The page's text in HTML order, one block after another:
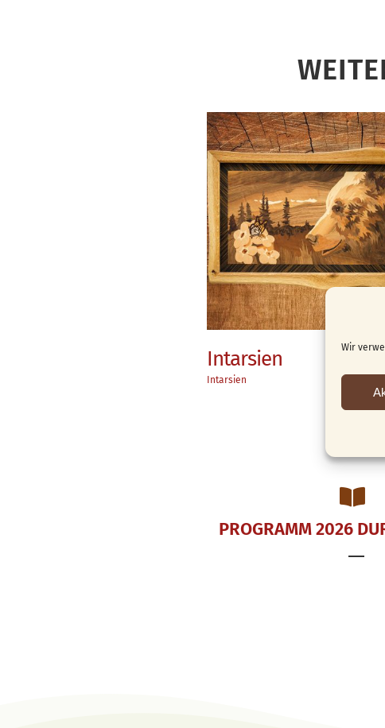
Wir
Intarsien
Intarsien
PROGRAMM 2026